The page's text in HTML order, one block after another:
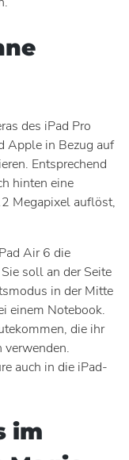
des iPad Pro
Apple in Bezug auf
Entsprechend
hinten eine
Megapixel auflöst,
Air 6 die
soll an der Seite
in der Mitte
einem Notebook.
die ihr
verwenden.
auch in die iPad-
im